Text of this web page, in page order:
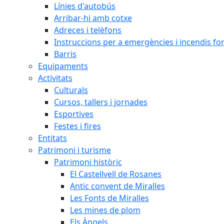
Línies d'autobús
Arribar-hi amb cotxe
Adreces i telèfons
Instruccions per a emergències i incendis
Barris
Equipaments
Activitats
Culturals
Cursos, tallers i jornades
Esportives
Festes i fires
Entitats
Patrimoni i turisme
Patrimoni històric
El Castellvell de Rosanes
Antic convent de Miralles
Les Fonts de Miralles
Les mines de plom